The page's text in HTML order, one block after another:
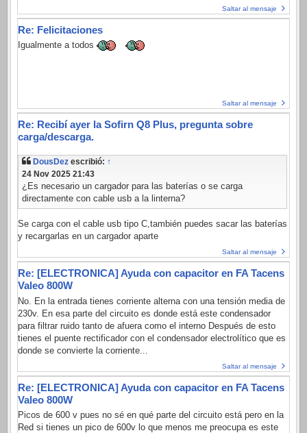
Saltar al mensaje
Re: Felicitaciones
Igualmente a todos
Saltar al mensaje
Re: Recibí ayer la Sofirn Q8 Plus, pregunta sobre
carga/descarga.
DousDez escribió: ↑
24 Nov 2025 21:43
¿Es necesario un cargador para las baterías o se carga
directamente con cable usb a la linterna?
Se carga con el cable usb tipo C,también puedes sacar las baterías
y recargarlas en un cargador aparte
Saltar al mensaje
Re: [ELECTRONICA] Ayuda con capacitor en FA Tacens
Valeo 800W
No. En la entrada tienes corriente alterna con una tensión media de
230v. En esa parte del circuito es donde está este condensador
para filtrar ruido tanto de afuera como el interno Después de esto
tienes el puente rectificador con el condensador electrolítico que es
donde se convierte la corriente...
Saltar al mensaje
Re: [ELECTRONICA] Ayuda con capacitor en FA Tacens
Valeo 800W
Picos de 600 v pues no sé en qué parte del circuito está pero en la
Red si tienes un pico de 600v lo que menos me preocupa es este